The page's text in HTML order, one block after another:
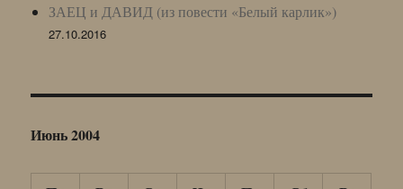
ЗАЕЦ и ДАВИД (из повести «Белый карлик»)
27.10.2016
Июнь 2004